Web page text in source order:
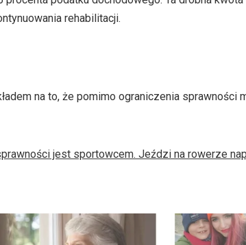
rehabilitacji.
na to, że pomimo ograniczenia sprawności
jest sportowcem. Jeździ na rowerze